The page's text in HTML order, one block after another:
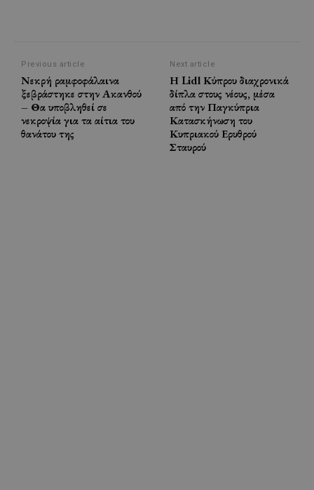
Previous article
Νεκρή ραμφοφάλαινα
ξεβράστηκε στην Ακανθού
– Θα υποβληθεί σε
νεκροψία για τα αίτια του
θανάτου της
Next article
Η Lidl Κύπρου διαχρονικά
δίπλα στους νέους, μέσα
από την Παγκύπρια
Κατασκήνωση του
Κυπριακού Ερυθρού
Σταυρού